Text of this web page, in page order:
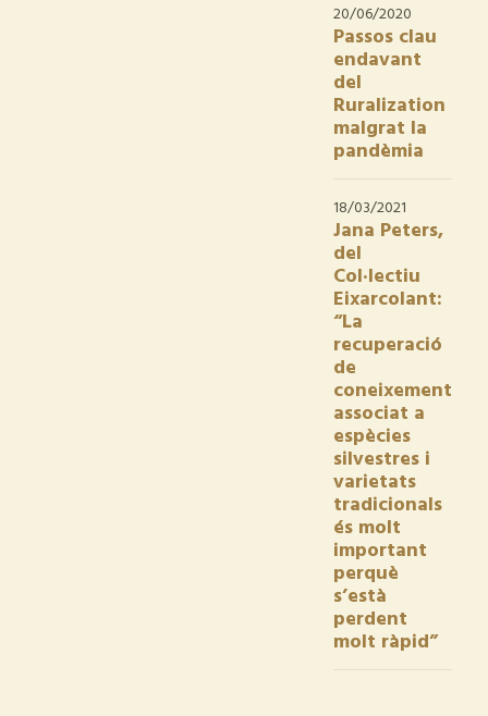
20/06/2020
Passos clau
endavant
del
Ruralization
malgrat la
pandèmia
18/03/2021
Jana Peters,
del
Col·lectiu
Eixarcolant:
“La
recuperació
de
coneixement
associat a
espècies
silvestres i
varietats
tradicionals
és molt
important
perquè
s’està
perdent
molt ràpid”